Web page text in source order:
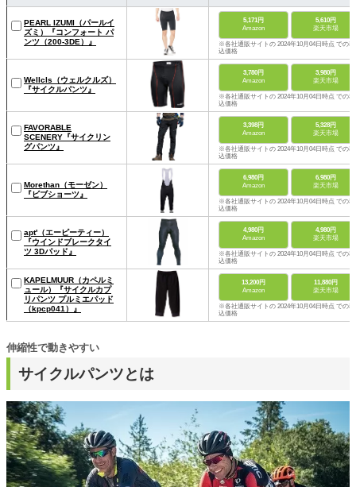
PEARL IZUMI（パールイ
ズミ）『コンフォート パ
ンツ（200-3DE）』
5,171円
Amazon
5,610円
楽天市場
※各社通販サイトの 2024年10月04日時点 での税
込価格
Wellcls（ウェルクルズ）
『サイクルパンツ』
3,780円
Amazon
3,980円
楽天市場
※各社通販サイトの 2024年10月04日時点 での税
込価格
FAVORABLE
SCENERY『サイクリン
グパンツ』
3,398円
Amazon
5,328円
楽天市場
※各社通販サイトの 2024年10月04日時点 での税
込価格
Morethan（モーゼン）
『ビブショーツ』
6,980円
Amazon
6,980円
楽天市場
※各社通販サイトの 2024年10月04日時点 での税
込価格
apt'（エーピーティー）
『ウインドブレークタイ
ツ 3Dパッド』
4,980円
Amazon
4,980円
楽天市場
※各社通販サイトの 2024年10月04日時点 での税
込価格
KAPELMUUR（カペルミ
ュール）『サイクルカプ
リパンツ プルミエパッド
（kpcp041）』
13,200円
Amazon
11,880円
楽天市場
※各社通販サイトの 2024年10月04日時点 での税
込価格
サイクルパンツとは
伸縮性で動きやすい